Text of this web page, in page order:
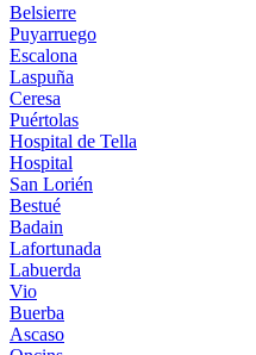
Belsierre
Puyarruego
Escalona
Laspuña
Ceresa
Puértolas
Hospital de Tella
Hospital
San Lorién
Bestué
Badain
Lafortunada
Labuerda
Vio
Buerba
Ascaso